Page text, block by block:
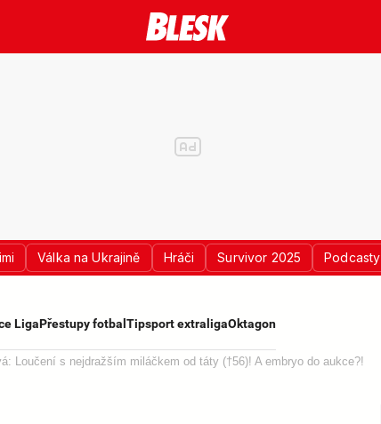
Válka na Ukrajině Hráči Survivor 2025 Podcasty
LigaPřestupy fotbal Tipsport extraligaOktagon
Loučení s nejdražším miláčkem od táty (†56)! A embryo do aukce?!